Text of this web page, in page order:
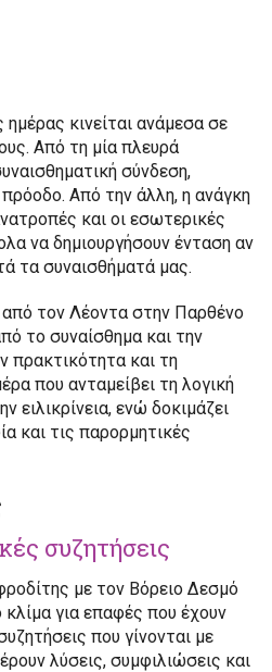
ημέρας κινείται ανάμεσα σε
Από τη μία πλευρά
σύνδεση,
πρόοδο. Από την άλλη, η ανάγκη
και οι εσωτερικές
να δημιουργήσουν ένταση αν
τα συναισθήματά μας.
τον Λέοντα στην Παρθένο
το συναίσθημα και την
και τη
που ανταμείβει τη λογική
ειλικρίνεια, ενώ δοκιμάζει
και τις παρορμητικές
συζητήσεις
με τον Βόρειο Δεσμό
για επαφές που έχουν
που γίνονται με
λύσεις, συμφιλιώσεις και